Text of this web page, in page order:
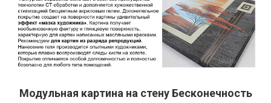
Модульная картина на стену Бесконечность